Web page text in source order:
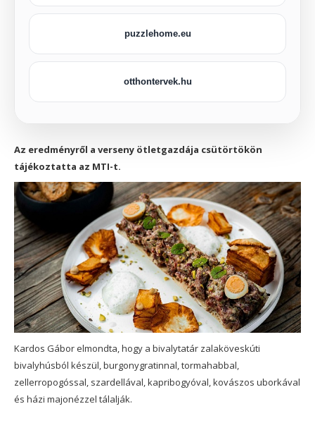
puzzlehome.eu
otthontervek.hu
Az eredményről a verseny ötletgazdája csütörtökön
tájékoztatta az MTI-t.
Kardos Gábor elmondta, hogy a bivalytatár zalaköveskúti
bivalyhúsból készül, burgonygratinnal, tormahabbal,
zellerropogóssal, szardellával, kapribogyóval, kovászos uborkával
és házi majonézzel tálalják.